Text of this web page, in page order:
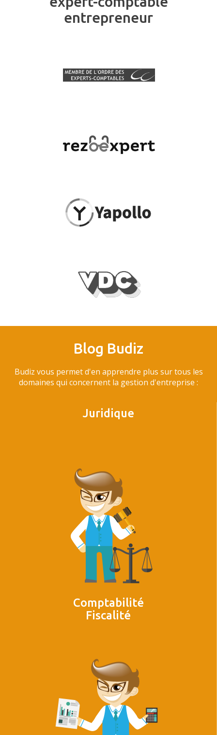
entrepreneur
Blog Budiz
Budiz vous permet d'en apprendre plus sur tous les
domaines qui concernent la gestion d'entreprise :
Juridique
Comptabilité
Fiscalité